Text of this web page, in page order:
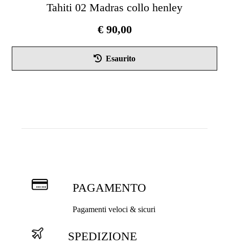
Tahiti 02 Madras collo henley
€90,00
Esaurito
PAGAMENTO
Pagamenti veloci & sicuri
SPEDIZIONE